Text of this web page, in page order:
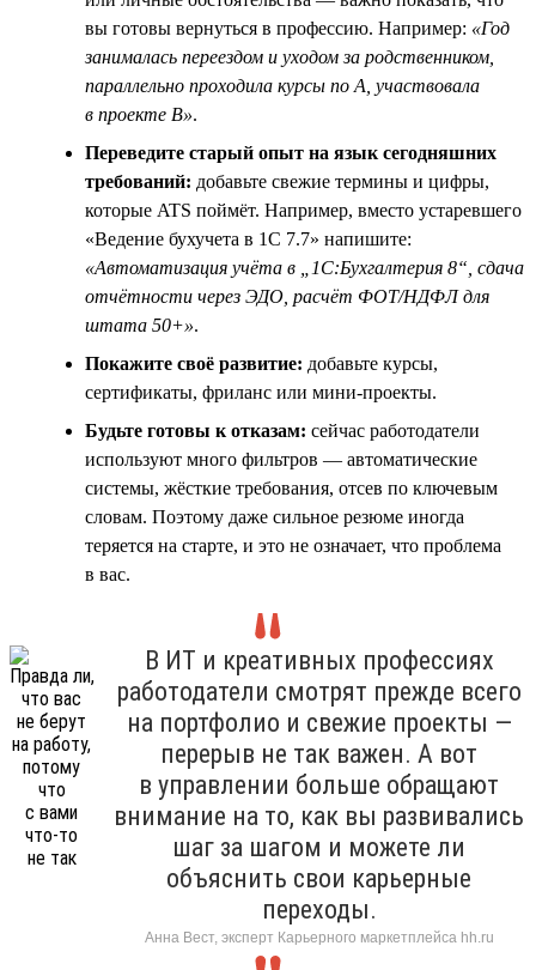
вы готовы вернуться в профессию. Например: «Год
занималась переездом и уходом за родственником,
параллельно проходила курсы по A, участвовала
в проекте B».
Переведите старый опыт на язык сегодняшних
требований: добавьте свежие термины и цифры,
которые ATS поймёт. Например, вместо устаревшего
«Ведение бухучета в 1С 7.7» напишите:
«Автоматизация учёта в „1С:Бухгалтерия 8“, сдача
отчётности через ЭДО, расчёт ФОТ/НДФЛ для
штата 50+».
Покажите своё развитие: добавьте курсы,
сертификаты, фриланс или мини-проекты.
Будьте готовы к отказам: сейчас работодатели
используют много фильтров — автоматические
системы, жёсткие требования, отсев по ключевым
словам. Поэтому даже сильное резюме иногда
теряется на старте, и это не означает, что проблема
в вас.
В ИТ и креативных профессиях
работодатели смотрят прежде всего
на портфолио и свежие проекты —
перерыв не так важен. А вот
в управлении больше обращают
внимание на то, как вы развивались
шаг за шагом и можете ли
объяснить свои карьерные
переходы.
Анна Вест, эксперт Карьерного маркетплейса hh.ru